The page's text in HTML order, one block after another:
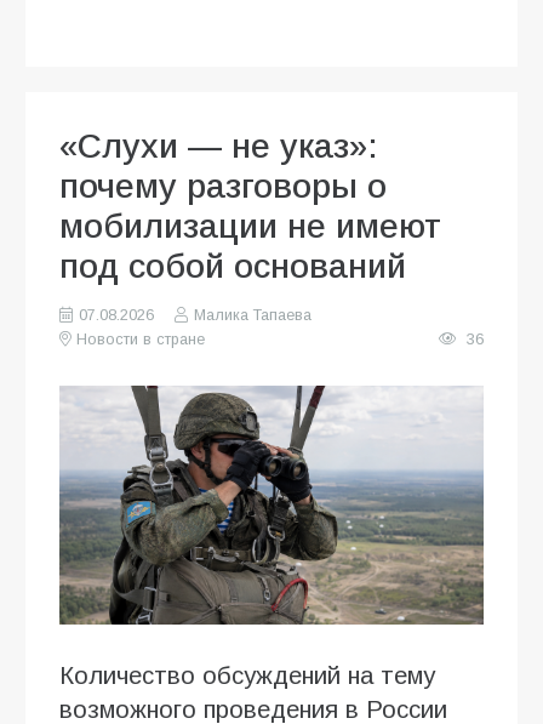
«Слухи — не указ»:
почему разговоры о
мобилизации не имеют
под собой оснований
07.08.2026
Малика Тапаева
Новости в стране
36
Количество обсуждений на тему
возможного проведения в России